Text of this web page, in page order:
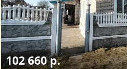
102 660 р.